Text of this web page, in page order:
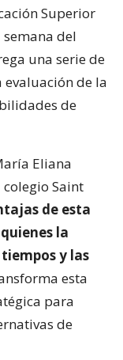
Superior
semana del
una serie de
de la
de
Eliana
Saint
de esta
la
y las
esta
para
de